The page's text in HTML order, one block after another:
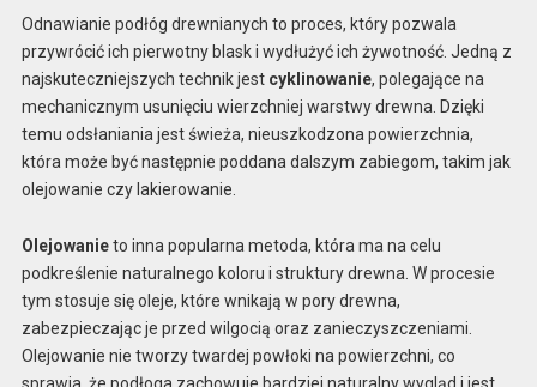
Odnawianie podłóg drewnianych to proces, który pozwala
przywrócić ich pierwotny blask i wydłużyć ich żywotność. Jedną z
najskuteczniejszych technik jest cyklinowanie, polegające na
mechanicznym usunięciu wierzchniej warstwy drewna. Dzięki
temu odsłaniania jest świeża, nieuszkodzona powierzchnia,
która może być następnie poddana dalszym zabiegom, takim jak
olejowanie czy lakierowanie.
Olejowanieto inna popularna metoda, która ma na celu
podkreślenie naturalnego koloru i struktury drewna. W procesie
tym stosuje się oleje, które wnikają w pory drewna,
zabezpieczając je przed wilgocią oraz zanieczyszczeniami.
Olejowanie nie tworzy twardej powłoki na powierzchni, co
sprawia, że podłoga zachowuje bardziej naturalny wygląd i jest